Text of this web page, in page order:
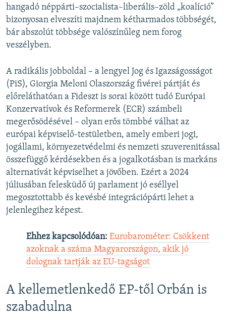
hangadó néppárti–szocialista–liberális–zöld „koalíció”
bizonyosan elveszíti majdnem kétharmados többségét,
bár abszolút többsége valószínűleg nem forog
veszélyben.
A radikális jobboldal – a lengyel Jog és Igazságosságot
(PiS), Giorgia Meloni Olaszország fivérei pártját és
előreláthatóan a Fideszt is sorai között tudó Európai
Konzervatívok és Reformerek (ECR) számbeli
megerősödésével – olyan erős tömbbé válhat az
európai képviselő-testületben, amely emberi jogi,
jogállami, környezetvédelmi és nemzeti szuverenitással
összefüggő kérdésekben és a jogalkotásban is markáns
alternatívát képviselhet a jövőben. Ezért a 2024
júliusában felesküdő új parlament jó eséllyel
megosztottabb és kevésbé integrációpárti lehet a
jelenlegihez képest.
Ehhez kapcsolódóan: Eurobarométer: Csökkent
azoknak a száma Magyarországon, akik jó
dolognak tartják az EU-tagságot
A kellemetlenkedő EP-től Orbán is
szabadulna